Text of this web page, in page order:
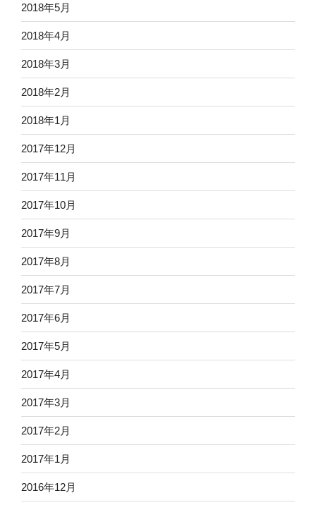
2018年5月
2018年4月
2018年3月
2018年2月
2018年1月
2017年12月
2017年11月
2017年10月
2017年9月
2017年8月
2017年7月
2017年6月
2017年5月
2017年4月
2017年3月
2017年2月
2017年1月
2016年12月